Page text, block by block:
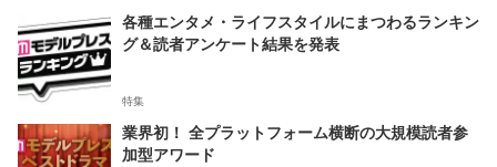
各種エンタメ・ライフスタイルにまつわるランキン
グ＆読者アンケート結果を発表
特集
業界初！ 全プラットフォーム横断の大規模読者参
加型アワード